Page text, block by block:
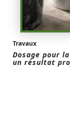
Travaux
Dosage pour
un résultat